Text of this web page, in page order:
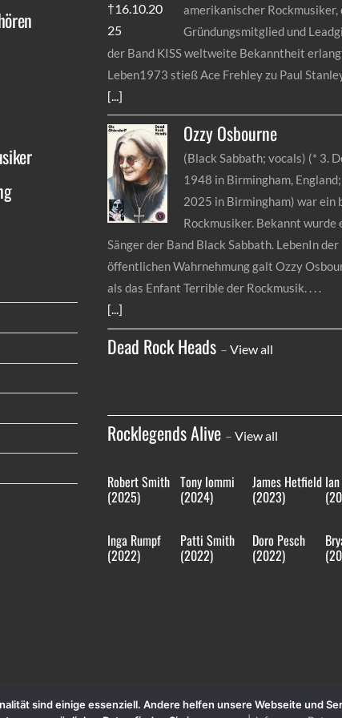
amerikanischer Rockmusiker,
Gründungsmitglied und
der Band KISS weltweite Bekanntheit
Leben1973 stieß Ace Frehley zu Paul
[...]
OzzyOsbourne
(Black Sabbath; vocals) (* 3.
1948 in Birmingham,
2025 in Birmingham) war ein
Rockmusiker. Bekannt wurde
Sänger der Band Black Sabbath. LebenIn der
öffentlichen Wahrnehmung galt Ozzy
als das Enfant Terrible der Rockmusik.
[...]
Dead Rock Heads –View all
Rocklegends Alive –View all
Robert Smith
(2025)
Tony Iommi
(2024)
James Hetfield
(2023)
Inga Rumpf
(2022)
Patti Smith
(2022)
Doro Pesch
(2022)
sind einige essenziell. Andere helfen unsere Webseite und